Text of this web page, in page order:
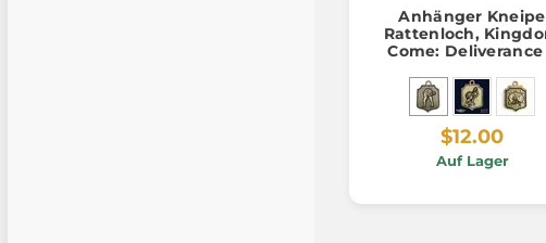
Anhänger Kneipe
Rattenloch,
Come: Deliverance
$12.00
Auf Lager